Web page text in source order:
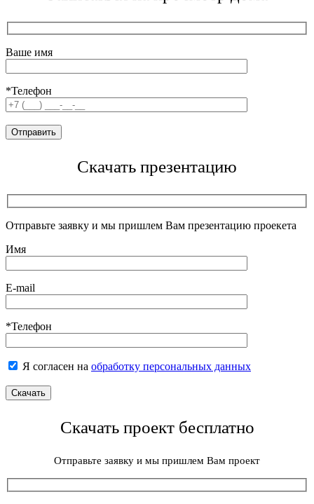
Ваше имя
*Телефон
Скачать презентацию
Отправьте заявку и мы пришлем Вам презентацию проекета
Имя
E-mail
*Телефон
Я согласен на обработку персональных данных
Скачать проект бесплатно
Отправьте заявку и мы пришлем Вам проект